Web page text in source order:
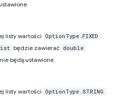
listy wartości OptionType.FIXED .
będzie zawierać double
będą ustawione.
listy wartości OptionType.STRING .